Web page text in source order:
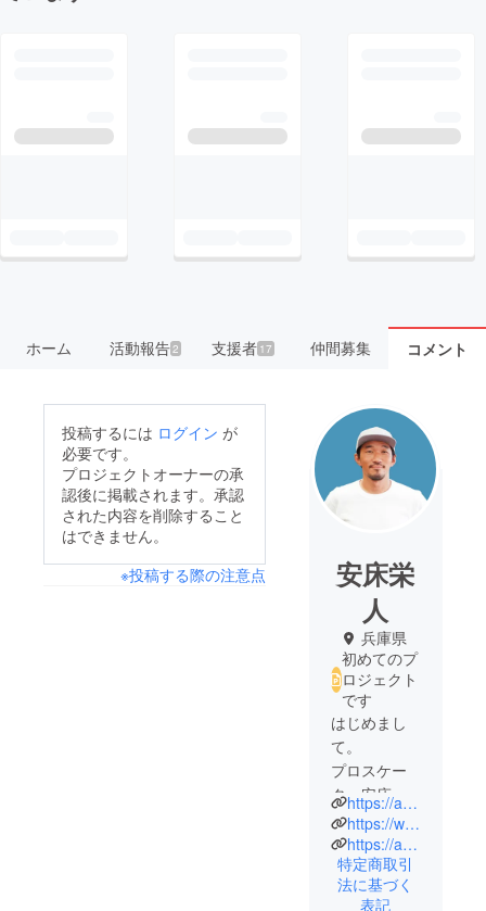
ホーム 活動報告2 支援者 17 仲間募集 コメント
投稿するには ログイン が
必要です。
プロジェクトオーナーの承
認後に掲載されます。承認
された内容を削除すること
はできません。
※投稿する際の注意点
安床栄
人
兵庫県
初めてのプ
ロジェクト
です
はじめまし
て。
プロスケー
ター安床栄
人（やすと
こえいと）
です。
https://ameblo.jp/8yasutoko/
https://www.instagram.com/eitoyasutoko/
https://ascschool.com
特定商取引
法に基づく
表記